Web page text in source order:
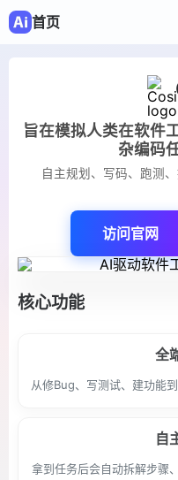
首页
旨在模拟人类在软件
杂编码
自主规划、写码、跑测
访问官网
核心功能
全
从修Bug、写测试、建功能
自
拿到任务后会自动拆解步骤